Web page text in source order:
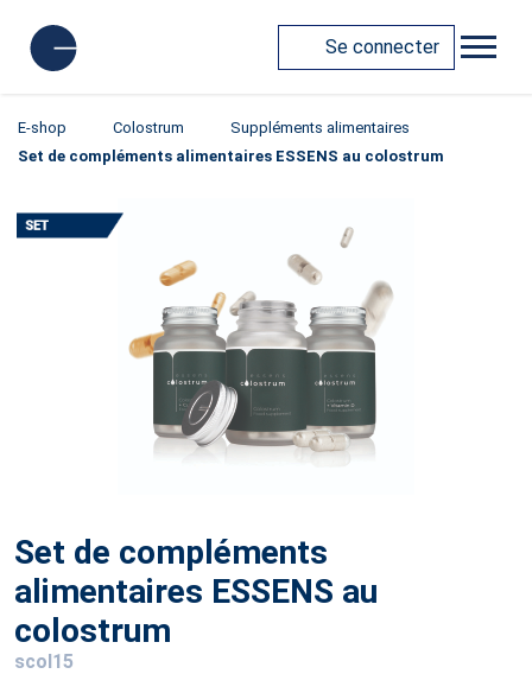
Se connecter
E-shop Colostrum
Suppléments alimentaires
Set de compléments alimentaires ESSENS au colostrum
Set de compléments
alimentaires ESSENS au
colostrum
scol15